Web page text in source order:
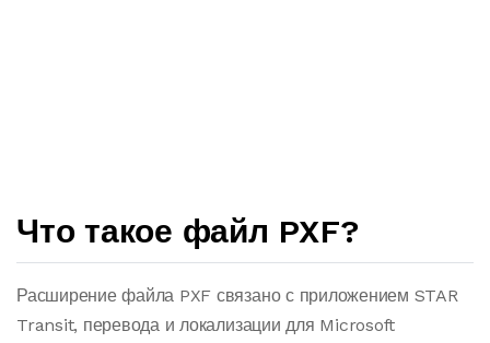
Что такое файл PXF?
Расширение файла PXF связано с приложением STAR
Transit, перевода и локализации для Microsoft